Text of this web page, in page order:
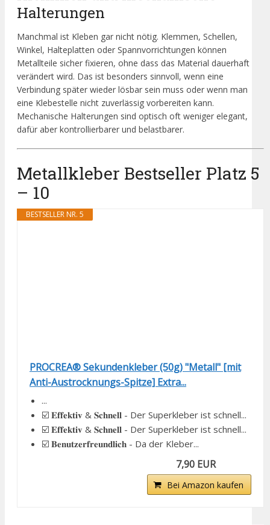
Halterungen
Manchmal ist Kleben gar nicht nötig. Klemmen, Schellen,
Winkel, Halteplatten oder Spannvorrichtungen können
Metallteile sicher fixieren, ohne dass das Material dauerhaft
verändert wird. Das ist besonders sinnvoll, wenn eine
Verbindung später wieder lösbar sein muss oder wenn man
eine Klebestelle nicht zuverlässig vorbereiten kann.
Mechanische Halterungen sind optisch oft weniger elegant,
dafür aber kontrollierbarer und belastbarer.
Metallkleber Bestseller Platz 5
– 10
BESTSELLER NR. 5
PROCREA® Sekundenkleber (50g) "Metall" [mit
Anti-Austrocknungs-Spitze] Extra...
...
☑️ 𝐄𝐟𝐟𝐞𝐤𝐭𝐢𝐯 & 𝐒𝐜𝐡𝐧𝐞𝐥𝐥 - Der Superkleber ist schnell...
☑️ 𝐄𝐟𝐟𝐞𝐤𝐭𝐢𝐯 & 𝐒𝐜𝐡𝐧𝐞𝐥𝐥 - Der Superkleber ist schnell...
☑️ 𝐁𝐞𝐧𝐮𝐭𝐳𝐞𝐫𝐟𝐫𝐞𝐮𝐧𝐝𝐥𝐢𝐜𝐡 - Da der Kleber...
7,90 EUR
Bei Amazon kaufen